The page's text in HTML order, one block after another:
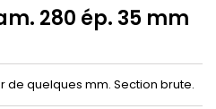
280 ép. 35 mm
de quelques mm. Section brute.